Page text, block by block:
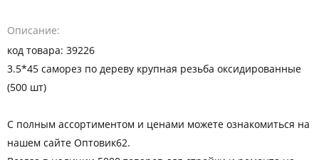
Описание
код товара: 39226
3.5*45 саморез по дереву крупная резьба оксидированные
(500 шт)
С полным ассортиментом и ценами можете ознакомиться на
нашем сайте Оптовик62.